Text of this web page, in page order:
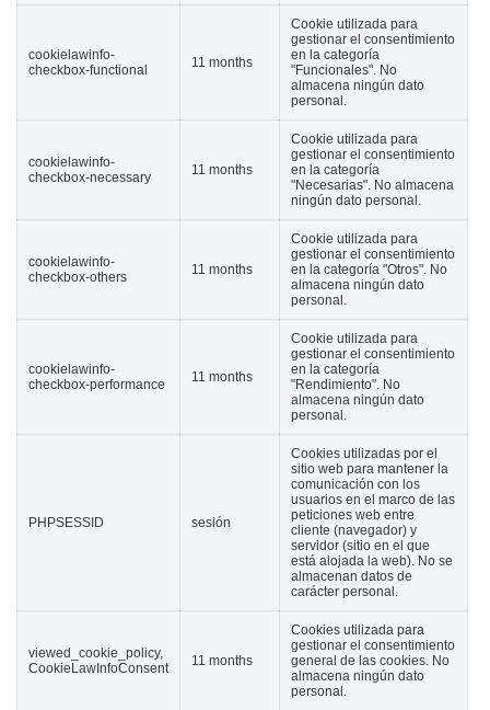
cookielawinfo-
checkbox-functional
11 months
Cookie utilizada para
gestionar el consentimiento
en la categoría
"Funcionales". No
almacena ningún dato
personal.
cookielawinfo-
checkbox-necessary
11 months
Cookie utilizada para
gestionar el consentimiento
en la categoría
"Necesarias". No almacena
ningún dato personal.
cookielawinfo-
checkbox-others
11 months
Cookie utilizada para
gestionar el consentimiento
en la categoría "Otros". No
almacena ningún dato
personal.
cookielawinfo-
checkbox-performance
11 months
Cookie utilizada para
gestionar el consentimiento
en la categoría
"Rendimiento". No
almacena ningún dato
personal.
PHPSESSID sesión
Cookies utilizadas por el
sitio web para mantener la
comunicación con los
usuarios en el marco de las
peticiones web entre
cliente (navegador) y
servidor (sitio en el que
está alojada la web). No se
almacenan datos de
carácter personal.
viewed_cookie_policy,
CookieLawInfoConsent
11 months
Cookies utilizada para
gestionar el consentimiento
general de las cookies. No
almacena ningún dato
personal.